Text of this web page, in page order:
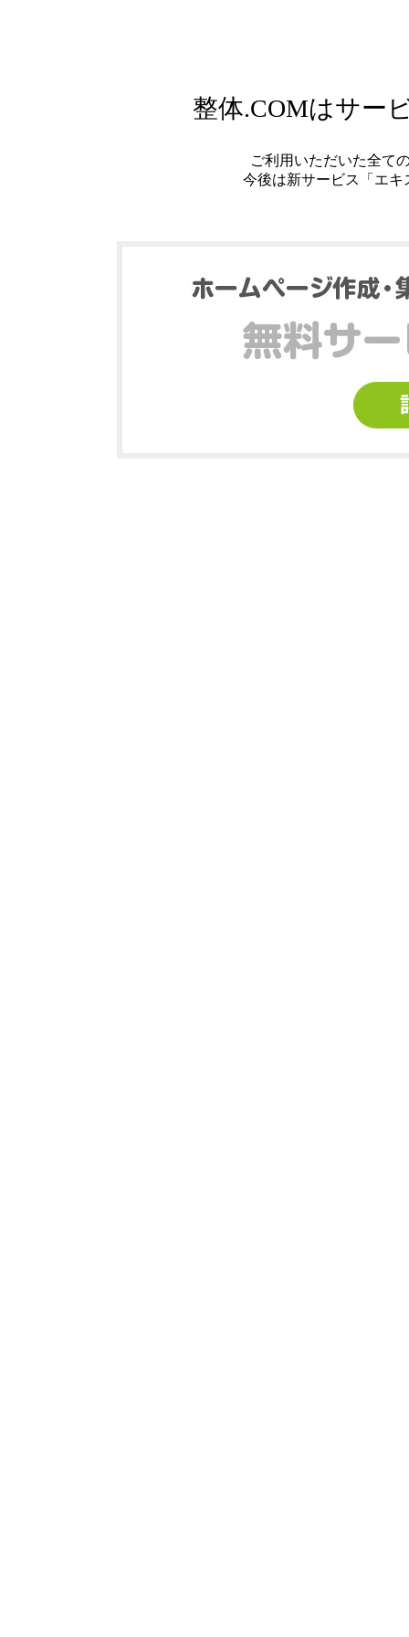
整体.COMはサー
ご利用いただいた全て
今後は新サービス「エ